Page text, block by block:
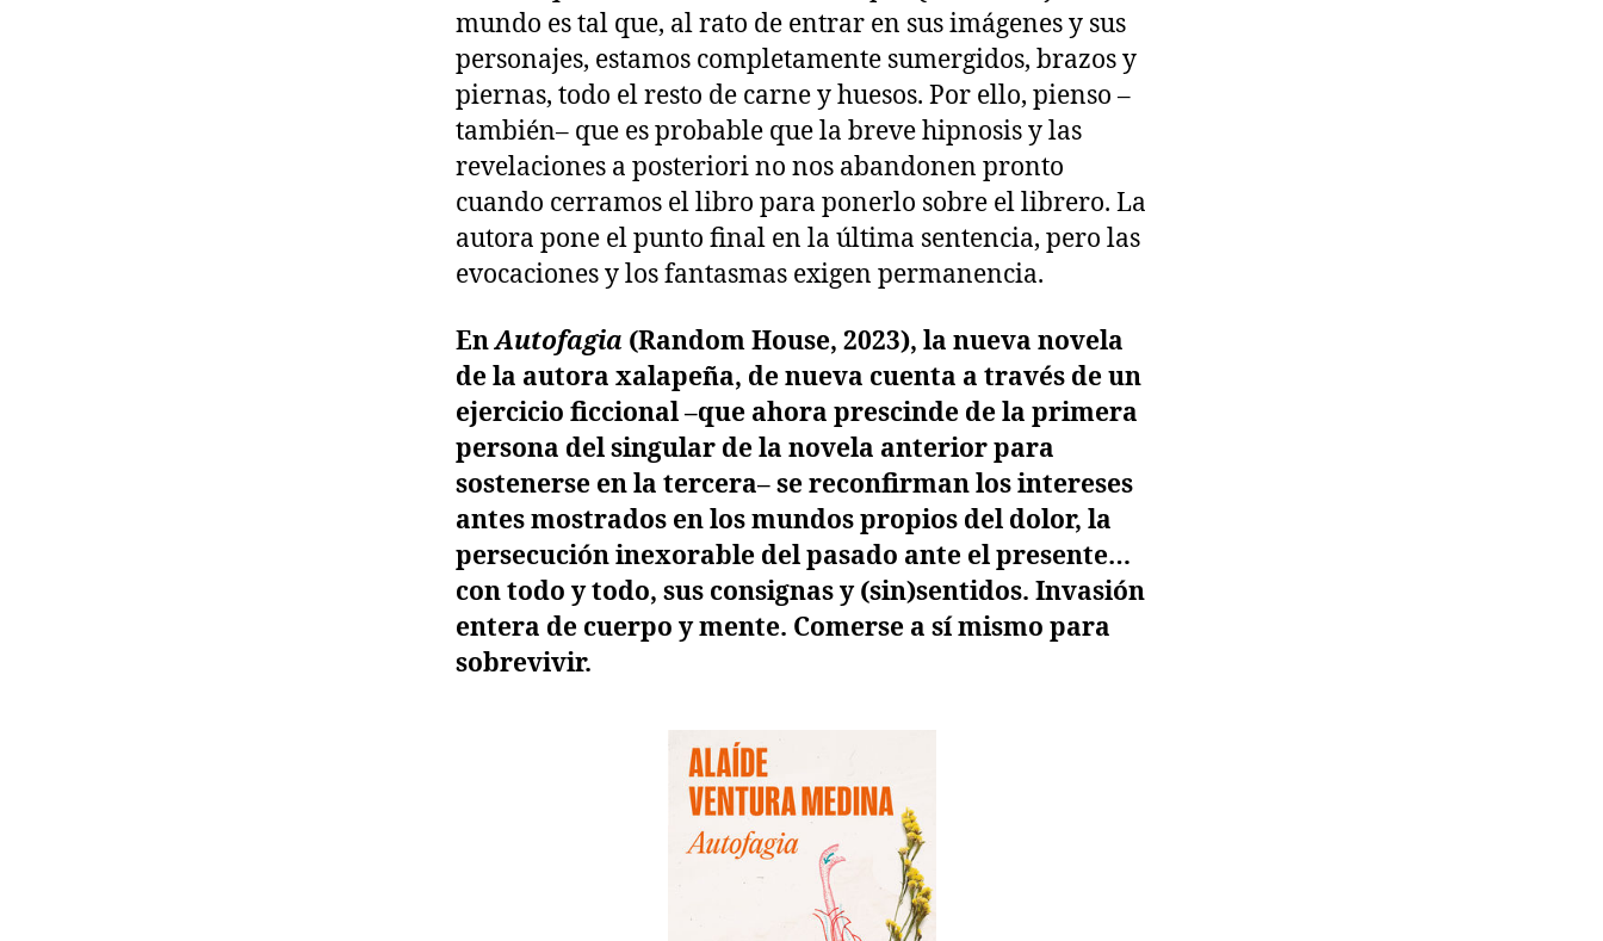
mundo es tal que, al rato de entrar en sus imágenes y sus
personajes, estamos completamente sumergidos, brazos y
piernas, todo el resto de carne y huesos. Por ello, pienso –
también– que es probable que la breve hipnosis y las
revelaciones a posteriori no nos abandonen pronto
cuando cerramos el libro para ponerlo sobre el librero. La
autora pone el punto final en la última sentencia, pero las
evocaciones y los fantasmas exigen permanencia.
EnAutofagia (Random House, 2023), la nueva novela
de la autora xalapeña, de nueva cuenta a través de un
ejercicio ficcional –que ahora prescinde de la primera
persona del singular de la novela anterior para
sostenerse en la tercera– se reconfirman los intereses
antes mostrados en los mundos propios del dolor, la
persecución inexorable del pasado ante el presente…
con todo y todo, sus consignas y (sin)sentidos. Invasión
entera de cuerpo y mente. Comerse a sí mismo para
sobrevivir.